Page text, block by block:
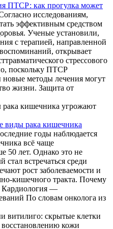
ПТСР: как прогулка может
исследованиям,
эффективным средством
Ученые установили,
с терапией, направленной
открывает
стрессового
поскольку ПТСР
методы лечения могут
жизни. Защита от
виды рака кишечника
годы наблюдается
всё чаще
50 лет. Однако это не
встречаться среди
рост заболеваемости и
кишечного тракта. Почему
Кардиология —
По словам онколога из